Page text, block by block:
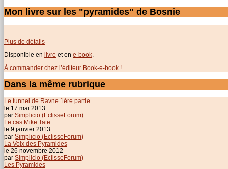
Mon livre sur les "pyramides" de Bosnie
Plus de détails
Disponible en livre et en e-book.
À commander chez l’éditeur Book-e-book !
Dans la même rubrique
Le tunnel de Ravne 1ère partie
le 17 mai 2013
par Simplicio (EclisseForum)
Le cas Mike Tate
le 9 janvier 2013
par Simplicio (EclisseForum)
La Voix des Pyramides
le 26 novembre 2012
par Simplicio (EclisseForum)
Les Pyramides